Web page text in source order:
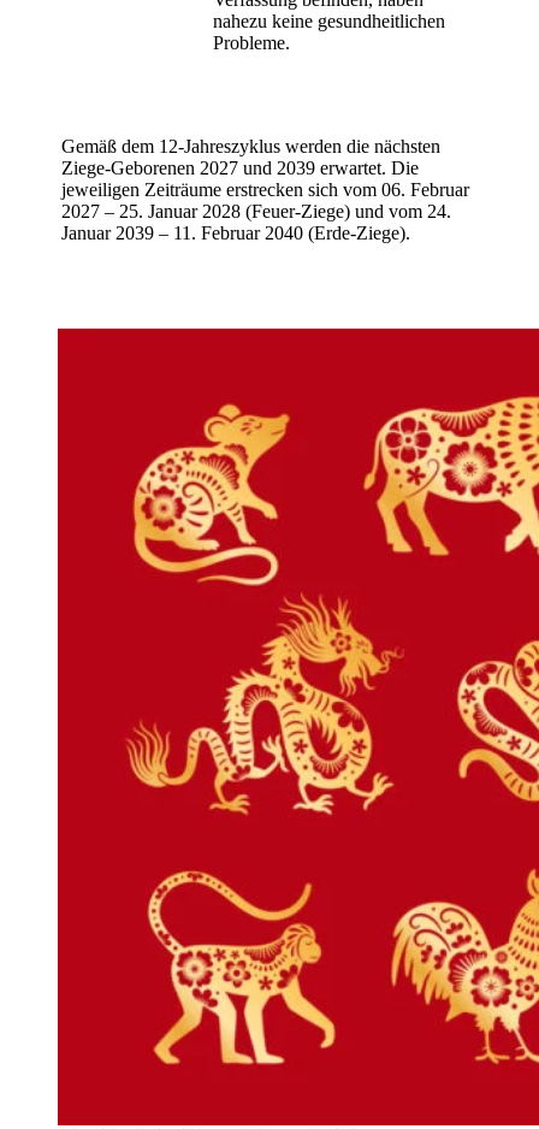
nahezu keine gesundheitlichen
Probleme.
Gemäß dem 12-Jahreszyklus werden die nächsten
Ziege-Geborenen 2027 und 2039 erwartet. Die
jeweiligen Zeiträume erstrecken sich vom 06. Februar
2027 – 25. Januar 2028 (Feuer-Ziege) und vom 24.
Januar 2039 – 11. Februar 2040 (Erde-Ziege).